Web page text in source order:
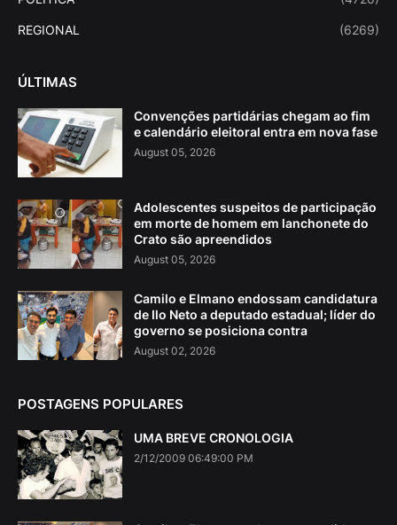
REGIONAL (6269)
ÚLTIMAS
Convenções partidárias chegam ao fim
e calendário eleitoral entra em nova fase
August 05, 2026
Adolescentes suspeitos de participação
em morte de homem em lanchonete do
Crato são apreendidos
August 05, 2026
Camilo e Elmano endossam candidatura
de Ilo Neto a deputado estadual; líder do
governo se posiciona contra
August 02, 2026
POSTAGENS POPULARES
UMA BREVE CRONOLOGIA
2/12/2009 06:49:00 PM